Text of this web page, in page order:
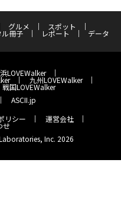
グルメ スポット
冊子 レポート データ
LOVEWalker
九州LOVEWalker
戦国LOVEWalker
ASCII.jp
リシー 運営会社
せ
Inc. 2026